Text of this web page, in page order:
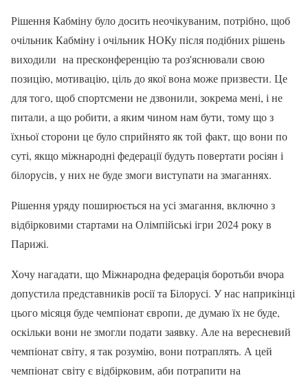
Рішення Кабміну було досить неочікуваним, потрібно, щоб
очільник Кабміну і очільник НОКу після подібних рішень
виходили на пресконференцію та роз'яснювали свою
позицію, мотивацію, ціль до якої вона може призвести. Це
для того, щоб спортсмени не дзвонили, зокрема мені, і не
питали, а що робити, а яким чином нам бути, тому що з
їхньої сторони це було сприйнято як той факт, що вони по
суті, якщо міжнародні федерації будуть повертати росіян і
білорусів, у них не буде змоги виступати на змаганнях.
Рішення уряду поширюється на усі змагання, включно з
відбірковими стартами на Олімпійські ігри 2024 року в
Парижі.
Хочу нагадати, що Міжнародна федерація боротьби вчора
допустила представників росії та Білорусі. У нас наприкінці
цього місяця буде чемпіонат європи, де думаю їх не буде,
оскільки вони не змогли подати заявку. Але на вересневий
чемпіонат світу, я так розумію, вони потраплять. А цей
чемпіонат світу є відбірковим, аби потрапити на